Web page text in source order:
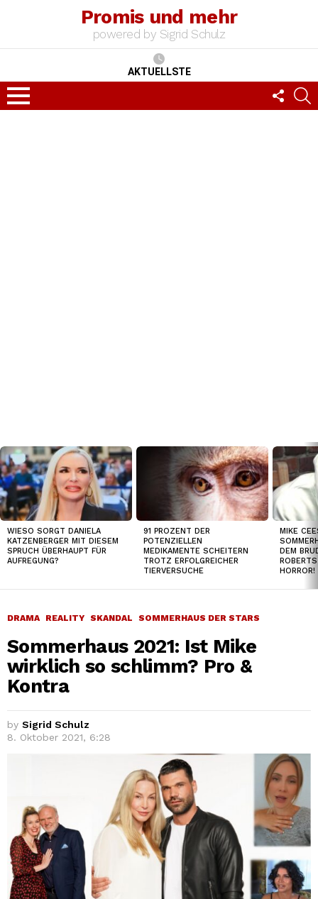
Promis und mehr
powered by Sigrid Schulz
AKTUELLSTE
Menu
US
TOP
NEWS
WIESO SORGT DANIELA
KATZENBERGER MIT DIESEM
SPRUCH ÜBERHAUPT FÜR
AUFREGUNG?
91 PROZENT DER
POTENZIELLEN
MEDIKAMENTE SCHEITERN
TROTZ ERFOLGREICHER
TIERVERSUCHE
MIKE
DEM
HORROR!
DRAMA REALITY SKANDAL SOMMERHAUS DER STARS
Sommerhaus 2021: Ist Mike
wirklich so schlimm? Pro &
Kontra
by Sigrid Schulz
8. Oktober 2021, 6:28